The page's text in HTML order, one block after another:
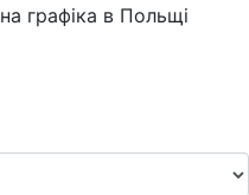
графіка в Польщі